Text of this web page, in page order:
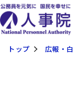
トップ 広報・